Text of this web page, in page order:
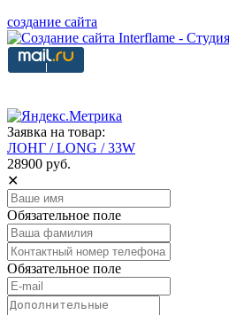
создание сайта
Заявка на товар:
ЛОНГ / LONG / 33W
28900 руб.
✕
Обязательное поле
Обязательное поле